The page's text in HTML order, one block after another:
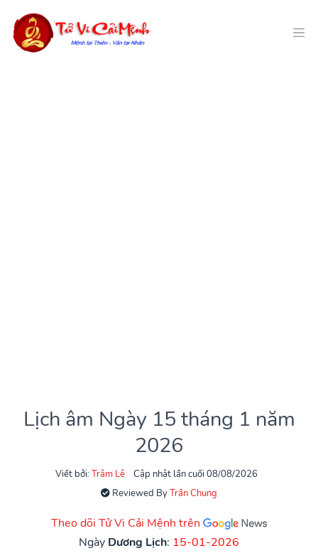
Lịch âm Ngày 15 tháng 1 năm
2026
Viết bởi: Trâm Lê
Cập nhật lần cuối 08/08/2026
Reviewed ByTrần Chung
Theo dõi Tử Vi Cải Mệnh trên
Ngày Dương Lịch: 15-01-2026